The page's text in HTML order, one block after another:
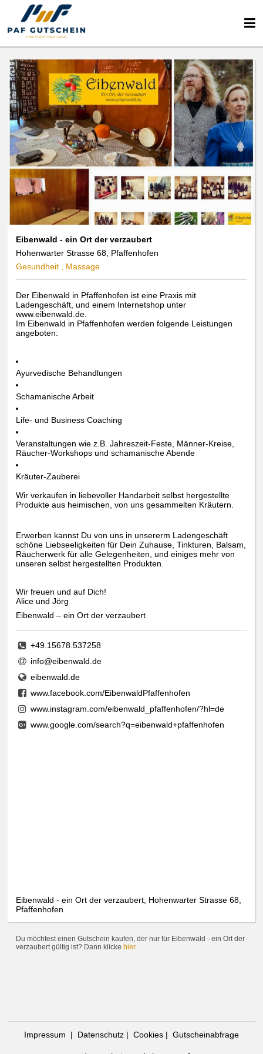
Eibenwald - ein Ort der verzaubert
Hohenwarter Strasse 68, Pfaffenhofen
Gesundheit , Massage
Der Eibenwald in Pfaffenhofen ist eine Praxis mit
Ladengeschäft, und einem Internetshop unter
www.eibenwald.de.
Im Eibenwald in Pfaffenhofen werden folgende Leistungen
angeboten:
Ayurvedische Behandlungen
Schamanische Arbeit
Life- und Business Coaching
Veranstaltungen wie z.B. Jahreszeit-Feste, Männer-Kreise,
Räucher-Workshops und schamanische Abende
Kräuter-Zauberei
Wir verkaufen in liebevoller Handarbeit selbst hergestellte
Produkte aus heimischen, von uns gesammelten Kräutern.
Erwerben kannst Du von uns in unsererm Ladengeschäft
schöne Liebseeligkeiten für Dein Zuhause, Tinkturen, Balsam,
Räucherwerk für alle Gelegenheiten, und einiges mehr von
unseren selbst hergestellten Produkten.
Wir freuen und auf Dich!
Alice und Jörg
Eibenwald – ein Ort der verzaubert
+49.15678.537258
info@eibenwald.de
eibenwald.de
www.facebook.com/EibenwaldPfaffenhofen
www.instagram.com/eibenwald_pfaffenhofen/?hl=de
www.google.com/search?q=eibenwald+pfaffenhofen
Eibenwald - ein Ort der verzaubert, Hohenwarter Strasse 68,
Pfaffenhofen
Du möchtest einen Gutschein kaufen, der nur für Eibenwald - ein Ort der
verzaubert gültig ist? Dann klicke hier.
Impressum | Datenschutz| Cookies| Gutscheinabfrage
data protection
Only essential Accept all